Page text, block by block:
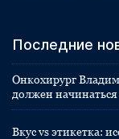
Последние
Онкохирург
должен
Вкус vs этикетка: